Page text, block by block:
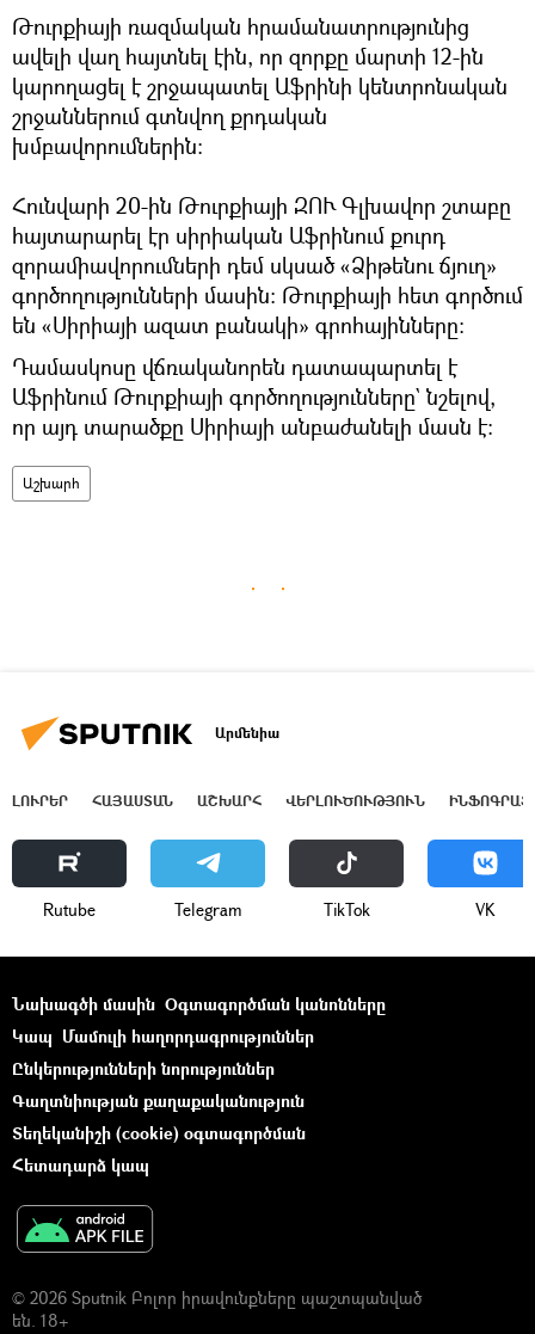
Թուրքիայի ռազմական հրամանատրությունից
ավելի վաղ հայտնել էին, որ զորքը մարտի 12-ին
կարողացել է շրջապատել Աֆրինի կենտրոնական
շրջաններում գտնվող քրդական
խմբավորումներին։
Հունվարի 20-ին Թուրքիայի ԶՈՒ Գլխավոր շտաբը
հայտարարել էր սիրիական Աֆրինում քուրդ
զորամիավորումների դեմ սկսած «Ձիթենու ճյուղ»
գործողությունների մասին։ Թուրքիայի հետ գործում
են «Սիրիայի ազատ բանակի» գրոհայինները։
Դամասկոսը վճռականորեն դատապարտել է
Աֆրինում Թուրքիայի գործողությունները` նշելով,
որ այդ տարածքը Սիրիայի անբաժանելի մասն է։
Աշխարհ
Արմենիա
ԼՈՒՐԵՐ ՀԱՅԱՍՏԱՆ ԱՇԽԱՐՀ ՎԵՐԼՈՒԾՈՒԹՅՈՒՆ
Rutube Telegram ТikТоk VK
Նախագծի մասին Օգտագործման կանոնները
Կապ Մամուլի հաղորդագրություններ
Ընկերությունների նորություններ
Գաղտնիության քաղաքականություն
Տեղեկանիշի (cookie) օգտագործման
Հետադարձ կապ
© 2026 Sputnik Բոլոր իրավունքները պաշտպանված
են. 18+